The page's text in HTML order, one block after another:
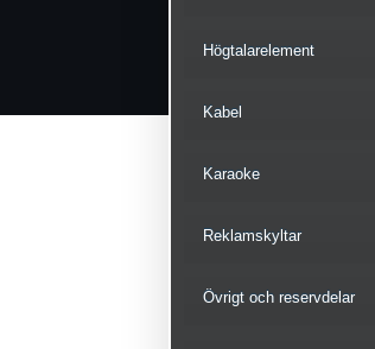
Högtalarelement
Kabel
Karaoke
Reklamskyltar
Övrigt och reservdelar